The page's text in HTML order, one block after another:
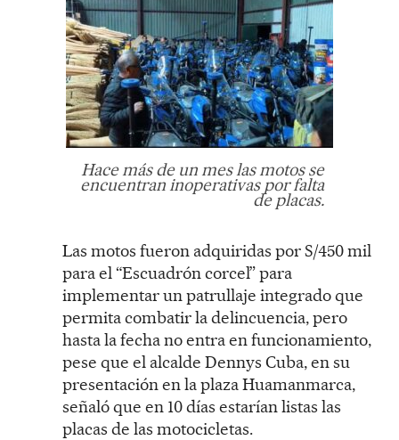
Hace más de un mes las motos se
encuentran inoperativas por falta
de placas.
Las motos fueron adquiridas por S/450 mil
para el “Escuadrón corcel” para
implementar un patrullaje integrado que
permita combatir la delincuencia, pero
hasta la fecha no entra en funcionamiento,
pese que el alcalde Dennys Cuba, en su
presentación en la plaza Huamanmarca,
señaló que en 10 días estarían listas las
placas de las motocicletas.